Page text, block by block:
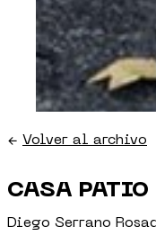
← Volver al archivo
CASA PATIO
Diego Serrano